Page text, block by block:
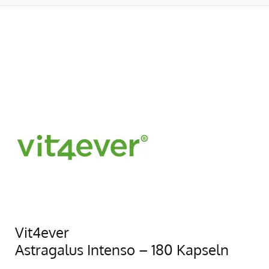
Vit4ever
Astragalus Intenso – 180 Kapseln